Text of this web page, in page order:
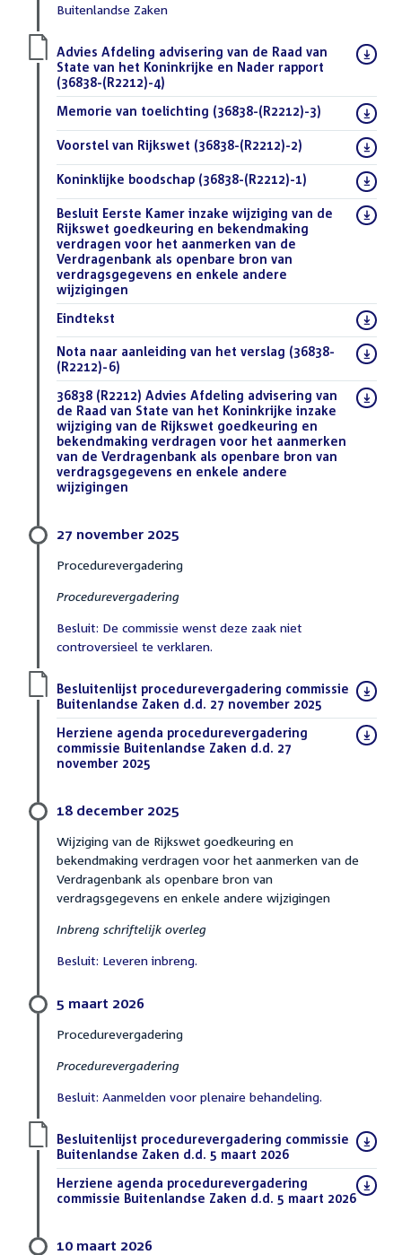
Buitenlandse Zaken
Download
bestand:
Advies Afdeling advisering van de Raad van
State van het Koninkrijke en Nader rapport
(36838-(R2212)-4)
Download
Memorie van toelichting (36838-(R2212)-3)
Download
Voorstel van Rijkswet (36838-(R2212)-2)
Download
Koninklijke boodschap (36838-(R2212)-1)
Download
bestand:
Besluit Eerste Kamer inzake wijziging van de
Rijkswet goedkeuring en bekendmaking
verdragen voor het aanmerken van de
Verdragenbank als openbare bron van
verdragsgegevens en enkele andere
wijzigingen
Download
bestand:
Eindtekst
Download
bestand:
Nota naar aanleiding van het verslag (36838-
(R2212)-6)
Download
bestand:
36838 (R2212) Advies Afdeling advisering van
de Raad van State van het Koninkrijke inzake
wijziging van de Rijkswet goedkeuring en
bekendmaking verdragen voor het aanmerken
van de Verdragenbank als openbare bron van
verdragsgegevens en enkele andere
wijzigingen
27 november 2025
Procedurevergadering
Procedurevergadering
Besluit: De commissie wenst deze zaak niet
controversieel te verklaren.
Download
bestand:
Besluitenlijst procedurevergadering commissie
Buitenlandse Zaken d.d. 27 november 2025
Download
bestand:
Herziene agenda procedurevergadering
commissie Buitenlandse Zaken d.d. 27
november 2025
18 december 2025
Wijziging van de Rijkswet goedkeuring en
bekendmaking verdragen voor het aanmerken van de
Verdragenbank als openbare bron van
verdragsgegevens en enkele andere wijzigingen
Inbreng schriftelijk overleg
Besluit: Leveren inbreng.
5 maart 2026
Procedurevergadering
Procedurevergadering
Besluit: Aanmelden voor plenaire behandeling.
Download
bestand:
Besluitenlijst procedurevergadering commissie
Buitenlandse Zaken d.d. 5 maart 2026
Download
bestand:
Herziene agenda procedurevergadering
commissie Buitenlandse Zaken d.d. 5 maart 2026(PDF)
10 maart 2026